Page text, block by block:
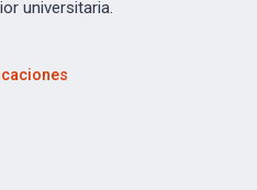
universitaria.